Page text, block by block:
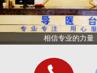
相信专业的力量